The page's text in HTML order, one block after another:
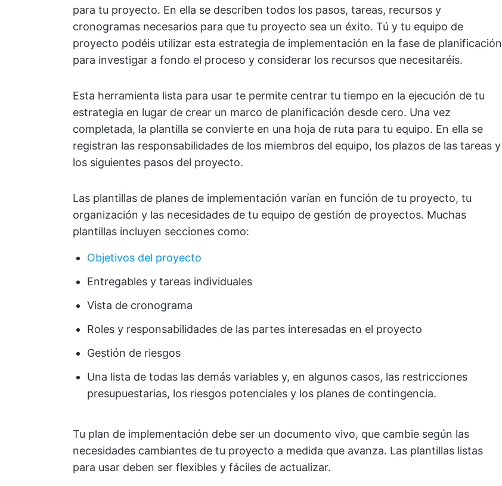
para tu proyecto. En ella se describen todos los pasos, tareas, recursos y
cronogramas necesarios para que tu proyecto sea un éxito. Tú y tu equipo de
proyecto podéis utilizar esta estrategia de implementación en la fase de planificación
para investigar a fondo el proceso y considerar los recursos que necesitaréis.
Esta herramienta lista para usar te permite centrar tu tiempo en la ejecución de tu
estrategia en lugar de crear un marco de planificación desde cero. Una vez
completada, la plantilla se convierte en una hoja de ruta para tu equipo. En ella se
registran las responsabilidades de los miembros del equipo, los plazos de las tareas y
los siguientes pasos del proyecto.
Las plantillas de planes de implementación varían en función de tu proyecto, tu
organización y las necesidades de tu equipo de gestión de proyectos. Muchas
plantillas incluyen secciones como:
Objetivos del proyecto
Entregables y tareas individuales
Vista de cronograma
Roles y responsabilidades de las partes interesadas en el proyecto
Gestión de riesgos
Una lista de todas las demás variables y, en algunos casos, las restricciones
presupuestarias, los riesgos potenciales y los planes de contingencia.
Tu plan de implementación debe ser un documento vivo, que cambie según las
necesidades cambiantes de tu proyecto a medida que avanza. Las plantillas listas
para usar deben ser flexibles y fáciles de actualizar.